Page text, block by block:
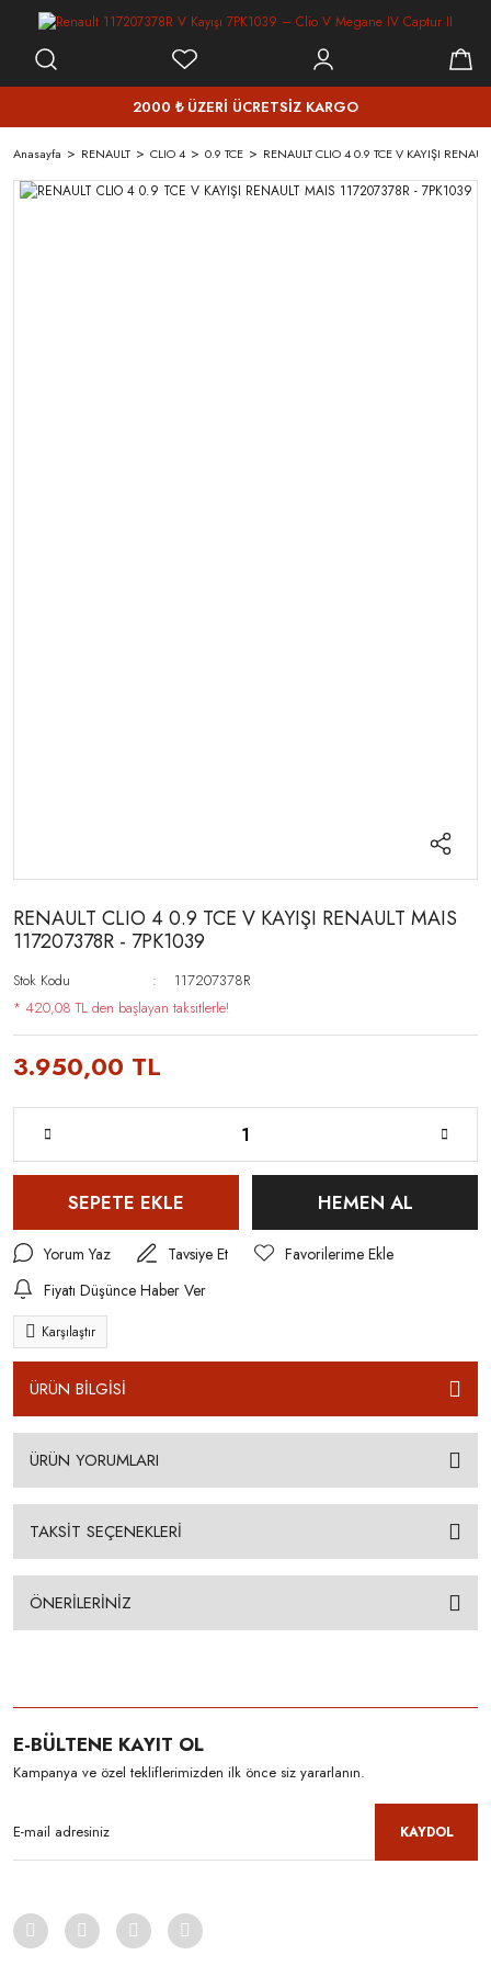
2000 ₺ ÜZERİ ÜCRETSİZ KARGO
Anasayfa RENAULT CLIO 4 0.9 TCE RENAULT CLIO 4 0.9 TCE V KAYIŞI
RENAULT CLIO 4 0.9 TCE V KAYIŞI RENAULT MAIS
117207378R - 7PK1039
Stok Kodu
117207378R
* 420,08 TL den başlayan taksitlerle!
3.950,00 TL
SEPETE EKLE HEMEN AL
Yorum Yaz
Tavsiye Et
Fiyatı Düşünce Haber Ver
Karşılaştır
ÜRÜN BİLGİSİ
ÜRÜN YORUMLARI
TAKSİT SEÇENEKLERİ
ÖNERİLERİNİZ
E-BÜLTENE KAYIT OL
Kampanya ve özel tekliflerimizden ilk önce siz yararlanın.
KAYDOL